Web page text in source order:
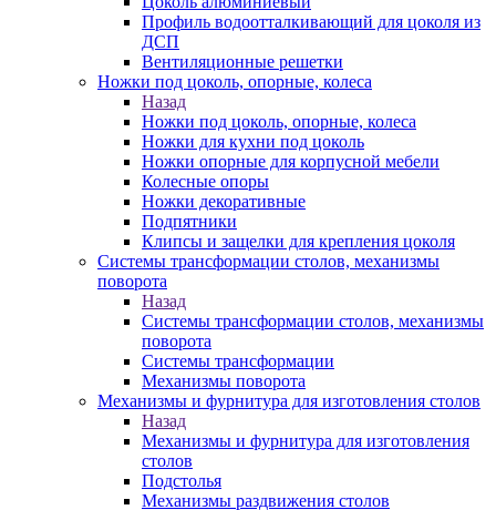
Профиль водоотталкивающий для цоколя из
ДСП
Вентиляционные решетки
Ножки под цоколь, опорные, колеса
Назад
Ножки под цоколь, опорные, колеса
Ножки для кухни под цоколь
Ножки опорные для корпусной мебели
Колесные опоры
Ножки декоративные
Подпятники
Клипсы и защелки для крепления цоколя
Системы трансформации столов, механизмы
поворота
Назад
Системы трансформации столов, механизмы
поворота
Системы трансформации
Механизмы поворота
Механизмы и фурнитура для изготовления столов
Назад
Механизмы и фурнитура для изготовления
столов
Подстолья
Механизмы раздвижения столов